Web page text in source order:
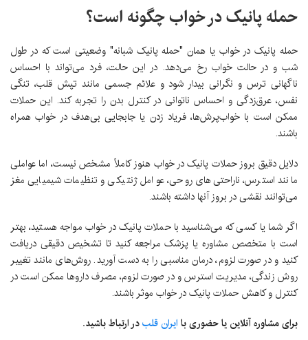
حمله پانیک در خواب چگونه است؟
حمله پانیک در خواب یا همان "حمله پانیک شبانه" وضعیتی است که در طول
شب و در حالت خواب رخ می‌دهد. در این حالت، فرد می‌تواند با احساس
ناگهانی ترس و نگرانی بیدار شود و علائم جسمی مانند تپش قلب، تنگی
نفس، عرق‌زدگی و احساس ناتوانی در کنترل بدن را تجربه کند. این حملات
ممکن است با خواب‌پرش‌ها، فریاد زدن یا جابجایی بی‌هدف در خواب همراه
باشند.
دلایل دقیق بروز حملات پانیک در خواب هنوز کاملاً مشخص نیست، اما عواملی
مانند استرس، ناراحتی‌های روحی، عوامل ژنتیکی و تنظیمات شیمیایی مغز
می‌توانند نقشی در بروز آنها داشته باشند.
اگر شما یا کسی که می‌شناسید با حملات پانیک در خواب مواجه هستید، بهتر
است با متخصص مشاوره یا پزشک مراجعه کنید تا تشخیص دقیقی دریافت
کنید و در صورت لزوم، درمان مناسبی را به دست آورید. روش‌های مانند تغییر
روش زندگی، مدیریت استرس و در صورت لزوم، مصرف داروها ممکن است در
کنترل و کاهش حملات پانیک در خواب موثر باشند.
برای مشاوره آنلاین یا حضوری با ایران قلبدر ارتباط باشید.